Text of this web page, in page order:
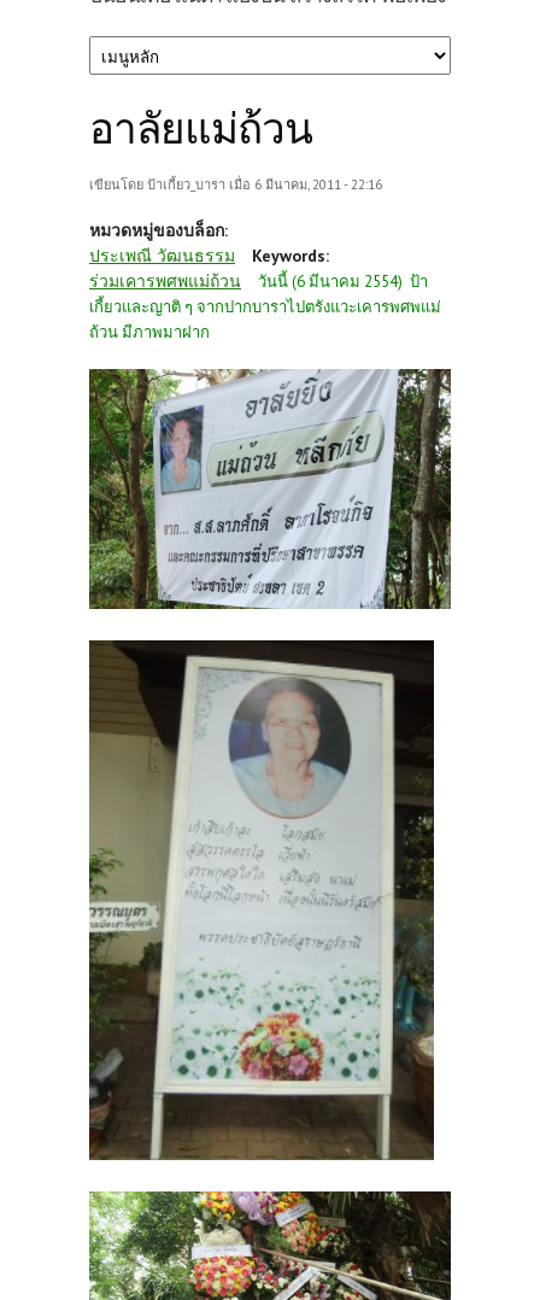
อาลัยแม่ถ้วน
เขียนโดย ป้าเกี้ยว_บารา เมื่อ 6 มีนาคม, 2011 - 22:16
หมวดหมู่ของบล็อก:
ประเพณี วัฒนธรรม
Keywords:
ร่วมเคารพศพแม่ถ้วน
วันนี้ (6 มีนาคม 2554) ป้า
เกี้ยวและญาติ ๆ จากปากบาราไปตรังแวะเคารพศพแม่
ถ้วนมีภาพมาฝาก